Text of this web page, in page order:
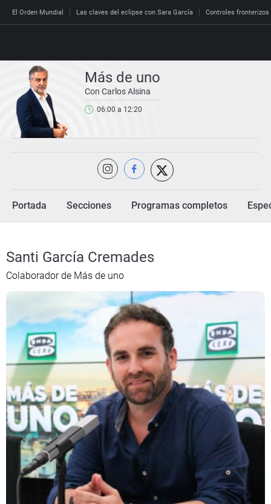
El Orden Mundial Las claves del eclipse con Sara García Controles fronterizos
Directo
Programas
Podcast
España
Deportes
El tiempo
Más de uno
Con Carlos Alsina
06:00 a 12:20
Portada Secciones Programas completos
Santi García Cremades
Colaborador de Más de uno